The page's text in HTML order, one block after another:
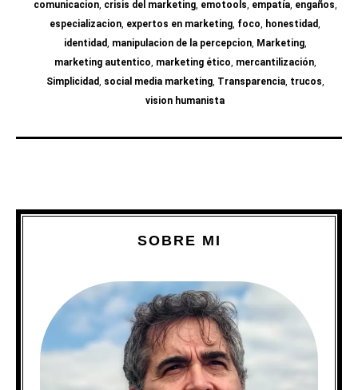
comunicacion, crisis del marketing, emotools empatía, engaños
especializacion expertos en marketing foco honestidad
identidad
manipulacion de la percepcion, Marketing,
marketing autentico marketing ético mercantilización,
Simplicidad
social media marketing, Transparencia, trucos
vision humanista
SOBRE MI